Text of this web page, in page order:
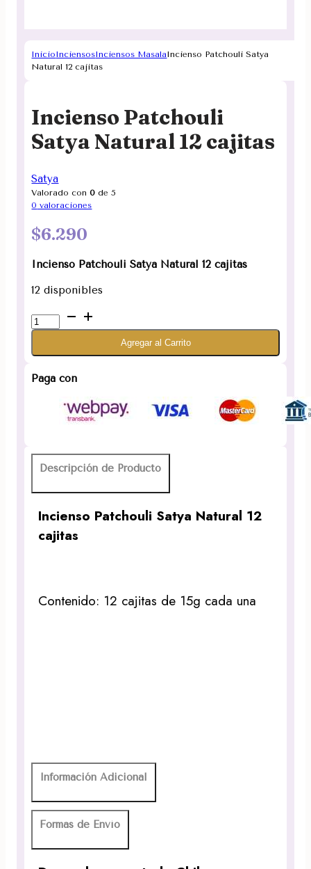
InicioInciensosInciensos MasalaIncienso Patchouli Satya
Natural 12 cajitas
Incienso Patchouli
Satya Natural 12 cajitas
Satya
Valorado con0 de 5
0 valoraciones
$6.290
Incienso Patchouli Satya Natural 12 cajitas
12 disponibles
Incienso
Patchouli
12
cantidad
Agregar al Carrito
Paga con
Descripción de Producto
Incienso Patchouli Satya Natural 12
cajitas
Contenido: 12 cajitas de 15g cada una
Información Adicional
Formas de Envío